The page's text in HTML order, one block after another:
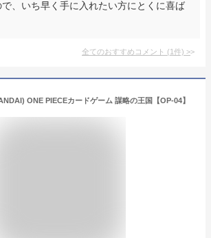
、いち早く手に入れたい方にとくに喜ば
全てのおすすめコメント (1件) >
ONE PIECEカードゲーム 謀略の王国【OP-04】